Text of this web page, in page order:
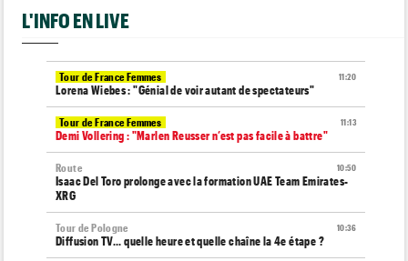
L'INFO EN LIVE
11:20
Tour de France Femmes
Lorena Wiebes : "Génial de voir autant de spectateurs"
11:13
Tour de France Femmes
Demi Vollering : "Marlen Reusser n’est pas facile à battre"
10:50
Route
Isaac Del Toro prolonge avec la formation UAE Team Emirates-
XRG
10:36
Tour de Pologne
Diffusion TV... quelle heure et quelle chaîne la 4e étape ?